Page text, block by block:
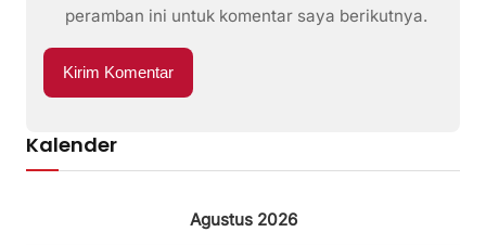
peramban ini untuk komentar saya berikutnya.
Kalender
Agustus 2026